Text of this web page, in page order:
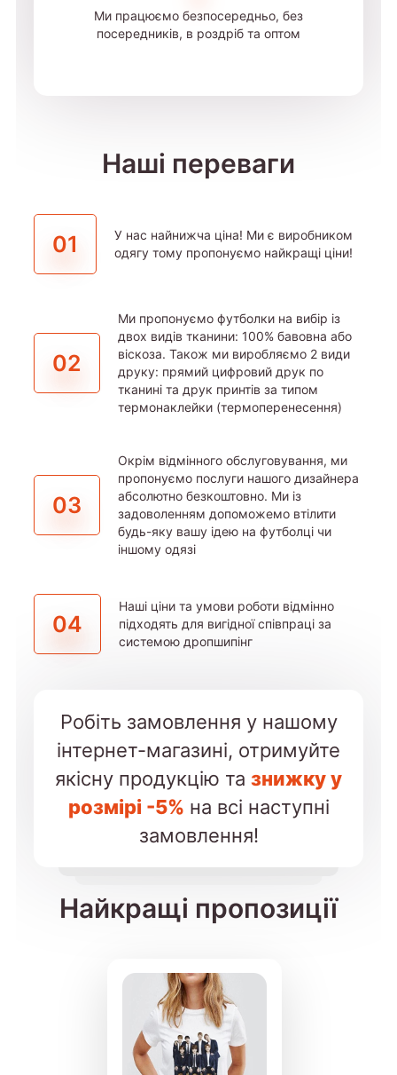
Ми працюємо безпосередньо, без
посередників, в роздріб та оптом
Наші переваги
01
У нас найнижча ціна! Ми є виробником
одягу тому пропонуємо найкращі ціни!
02
Ми пропонуємо футболки на вибір із
двох видів тканини: 100% бавовна або
віскоза. Також ми виробляємо 2 види
друку: прямий цифровий друк по
тканині та друк принтів за типом
термонаклейки (термоперенесення)
03
Окрім відмінного обслуговування, ми
пропонуємо послуги нашого дизайнера
абсолютно безкоштовно. Ми із
задоволенням допоможемо втілити
будь-яку вашу ідею на футболці чи
іншому одязі
04
Наші ціни та умови роботи відмінно
підходять для вигідної співпраці за
системою дропшипінг
Робіть замовлення у нашому
інтернет-магазині, отримуйте
якісну продукцію та знижку у
розмірі -5% на всі наступні
замовлення!
Найкращі пропозиції